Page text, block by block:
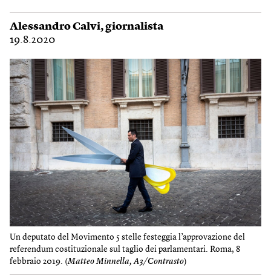
Alessandro Calvi, giornalista
19.8.2020
Un deput​ato del Movimento 5 stelle fes​teggia l’approvazione del
referendum costituzionale sul taglio dei parlamentar​i. Roma, 8
febbraio 2019. (Matteo Minnella, A3/Contrasto)